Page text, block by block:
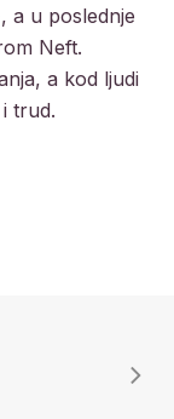
a u poslednje
Neft.
a kod ljudi
trud.